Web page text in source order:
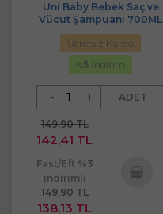
Uni Baby Bebek Saç ve
Vücut Şampuanı 700ML
Tatlı Rüyalar (Pompalı)
Ücretsiz Kargo
%5 İndirim
- + ADET
149,90 TL
142,41 TL
Fast/Eft %3
indirimli
149,90 TL
138,13 TL